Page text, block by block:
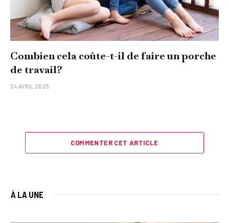
Combien cela coûte-t-il de faire un porche
de travail?
24 AVRIL 2025
COMMENTER CET ARTICLE
À LA UNE